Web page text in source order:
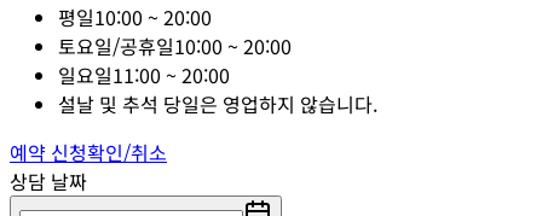
평일10:00 ~ 20:00
토요일/공휴일10:00 ~ 20:00
일요일11:00 ~ 20:00
설날 및 추석 당일은 영업하지 않습니다.
예약 신청확인/취소
상담 날짜